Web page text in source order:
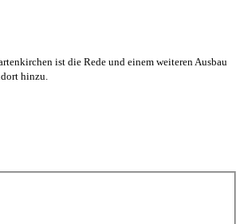
ist die Rede und einem weiteren Ausbau
hinzu.